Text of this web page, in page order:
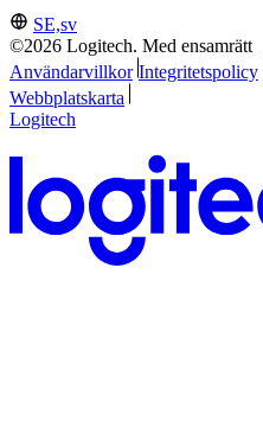
SE,sv
©2026 Logitech. Med ensamrätt
Användarvillkor Integritetspolicy
Webbplatskarta
Logitech